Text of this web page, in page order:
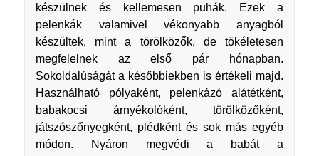
készülnek és kellemesen puhák. Ezek a
pelenkák valamivel vékonyabb anyagból
készültek, mint a törölközők, de tökéletesen
megfelelnek az első pár hónapban.
Sokoldalúságát a későbbiekben is értékeli majd.
Használható pólyaként, pelenkázó alátétként,
babakocsi árnyékolóként, törölközőként,
játszószőnyegként, plédként és sok más egyéb
módon. Nyáron megvédi a babát a